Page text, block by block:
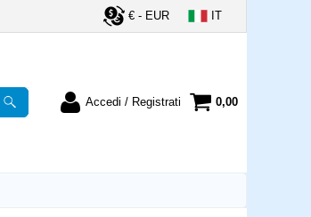
€ - EUR IT
Accedi / Registrati 0,00